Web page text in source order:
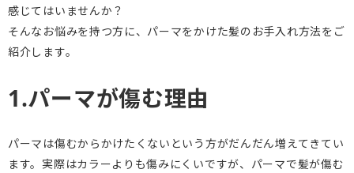
感じてはいませんか？
そんなお悩みを持つ方に、パーマをかけた髪のお手入れ方法をご
紹介します。
1.パーマが傷む理由
パーマは傷むからかけたくないという方がだんだん増えてきてい
ます。実際はカラーよりも傷みにくいですが、パーマで髪が傷む